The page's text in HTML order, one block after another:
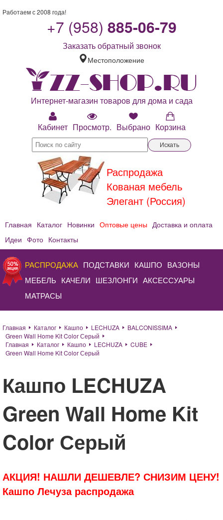
Работаем с 2008 года!
+7 (958) 885-06-79
Заказать обратный звонок
Местоположение
Интернет-магазин товаров для дома и сада
Кабинет Просмотр. Выбрано Корзина
Искать
CUBICO
WINTER
EDITION
Главная Каталог Новинки Оптовые цены Доставка и оплата
Идеи Фото Контакты
РАСПРОДАЖА ПОДСТАВКИ КАШПО ВАЗОНЫ
МЕБЕЛЬ КАЧЕЛИ ШЕЗЛОНГИ АКСЕССУАРЫ
МАТРАСЫ
Главная Каталог Кашпо LECHUZA
BALCONISSIMA
Green Wall Home Kit Color Серый
Главная
Каталог Кашпо LECHUZA
CUBE
Green Wall Home Kit Color Серый
Кашпо LECHUZA
Green Wall Home Kit
Color Серый
АКЦИЯ! НАШЛИ ДЕШЕВЛЕ? СНИЗИМ ЦЕНУ!
Кашпо Лечуза распродажа